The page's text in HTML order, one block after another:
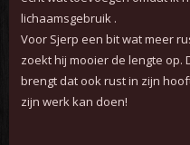
lichaamsgebruik .
Voor Sjerp een bit wat meer
zoekt hij mooier de lengte op.
brengt dat ook rust in zijn
zijn werk kan doen!